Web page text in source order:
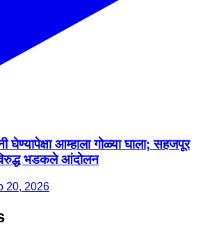
घेण्यापेक्षा आम्हाला गोळ्या घाला; सहजपूर
भडकले आंदोलन
20, 2026